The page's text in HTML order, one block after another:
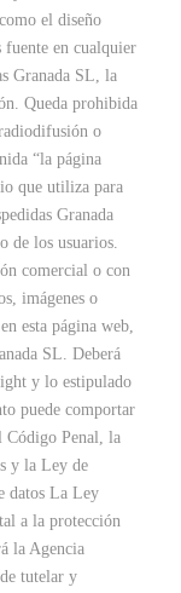
el diseño
fuente en cualquier
Granada SL, la
Queda prohibida
o
“la página
que utiliza para
Granada
de los usuarios.
comercial o con
imágenes o
esta página web,
SL. Deberá
y lo estipulado
puede comportar
Código Penal, la
y la Ley de
datos La Ley
a la protección
la Agencia
tutelar y